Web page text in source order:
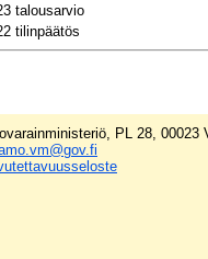
lomitustoiminta
hyvinvoinnin edistämiseen
talousarvio
tilinpäätös
PL 28, 00023